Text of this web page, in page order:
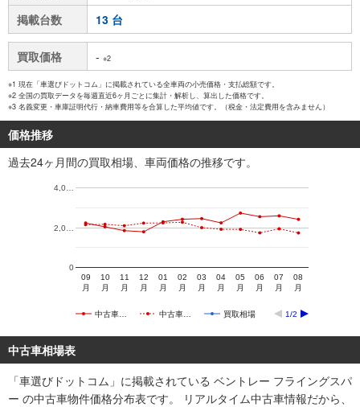
掲載台数 13 台
買取価格 - ※2
※1 現在「車選びドットコム」に掲載されている全車両の小売価格・支払総額です。
※2 全国の買取データを毎週直近6ヶ月ごとに集計・解析し、算出した価格です。
※3 名義変更・車庫証明代行・納車費用等を合算した平均値です。（税金・法定費用を含みません）
価格推移
過去24ヶ月間の買取相場、車両価格の推移です。
中古車… 中古車… 買取相場 1/2
09
月
10
月
11
月
12
月
01
月
02
月
03
月
04
月
05
月
06
月
07
月
08
月
0
2,0…
4,0…
中古車相場表
「車選びドットコム」に掲載されている ベントレー フライングスパ
ー の中古車物件価格分布表です。 リアルタイム中古車情報だから、